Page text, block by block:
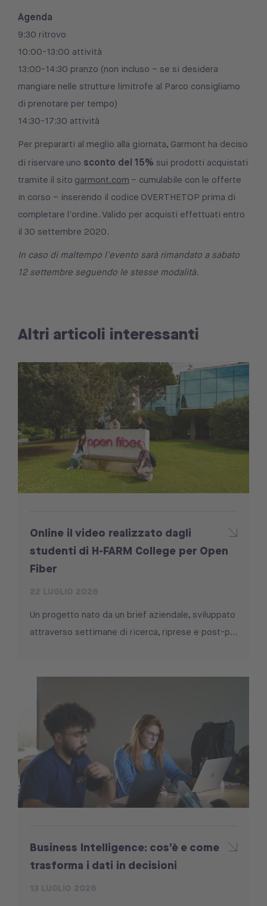
Agenda
9:30 ritrovo
10:00-13:00 attività
13:00-14:30 pranzo (non incluso – se si desidera
mangiare nelle strutture limitrofe al Parco consigliamo
di prenotare per tempo)
14:30-17:30 attività
Per prepararti al meglio alla giornata, Garmont ha deciso
di riservare uno sconto del 15% sui prodotti acquistati
tramite il sito garmont.com – cumulabile con le offerte
in corso – inserendo il codice OVERTHETOP prima di
completare l'ordine. Valido per acquisti effettuati entro
il 30 settembre 2020.
In caso di maltempo l'evento sarà rimandato a sabato
12 settembre seguendo le stesse modalità.
Altri articoli interessanti
Online il video realizzato dagli
studenti di H-FARM College per Open
Fiber
Un progetto nato da un brief aziendale, sviluppato
attraverso settimane di ricerca, riprese e post-p...
Business Intelligence: cos’è e come
trasforma i dati in decisioni